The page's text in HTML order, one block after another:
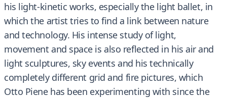
his light-kinetic works, especially the light ballet, in
which the artist tries to find a link between nature
and technology. His intense study of light,
movement and space is also reflected in his air and
light sculptures, sky events and his technically
completely different grid and fire pictures, which
Otto Piene has been experimenting with since the